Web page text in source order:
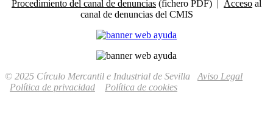
Procedimiento del canal de denuncias (fichero PDF) | Acceso al
canal de denuncias del CMIS
© 2025 Círculo Mercantil e Industrial de Sevilla Aviso Legal
Política de privacidad
Política de cookies